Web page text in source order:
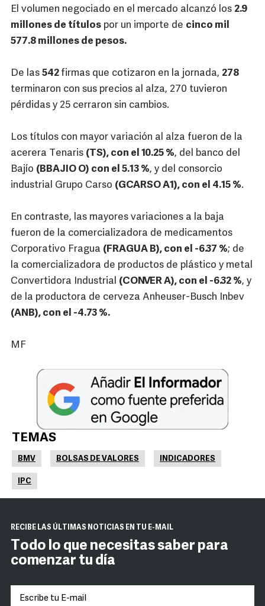
El volumen negociado en el mercado alcanzó los 2.9
millones de títulos por un importe de cinco mil
577.8 millones de pesos.
De las 542 firmas que cotizaron en la jornada, 278
terminaron con sus precios al alza, 270 tuvieron
pérdidas y 25 cerraron sin cambios.
Los títulos con mayor variación al alza fueron de la
acerera Tenaris (TS), con el 10.25 %, del banco del
Bajío (BBAJIO O) con el 5.13 %, y del consorcio
industrial Grupo Carso (GCARSO A1), con el 4.15 %.
En contraste, las mayores variaciones a la baja
fueron de la comercializadora de medicamentos
Corporativo Fragua (FRAGUA B), con el -6.37 %; de
la comercializadora de productos de plástico y metal
Convertidora Industrial (CONVER A), con el -6.32 %, y
de la productora de cerveza Anheuser-Busch Inbev
(ANB), con el -4.73 %.
MF
TEMAS
BMV BOLSAS DE VALORES INDICADORES
IPC
RECIBE LAS ÚLTIMAS NOTICIAS EN TU E-MAIL
Todo lo que necesitas saber para
comenzar tu día